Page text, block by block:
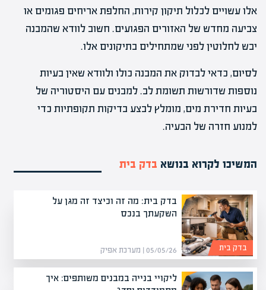
אלו עשויים לכלול תיקון קירות, החלפת אריחים פגומים או
צביעה מחדש של האזורים הפגועים. חשוב לוודא שהמבנה
יבש לחלוטין לפני שמתחילים בתיקונים אלו.
לסיום, כדאי לבדוק את המבנה כולו ולוודא שאין בעיות
נוספות שדורשות תשומת לב. למבנים עם היסטוריה של
בעיות חדירת מים, מומלץ לבצע בדיקות תקופתיות כדי
למנוע חזרה של הבעיה.
המשיכו לקרוא בנושא בדק בית
בדק בית: מה זה וכיצד זה מגן על
השקעתך בנכס
05/05/26 | מערכת אפיק בדק בית
ליקויי בנייה במבנים משותפים: איך